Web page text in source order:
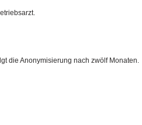
die Anonymisierung nach zwölf Monaten.